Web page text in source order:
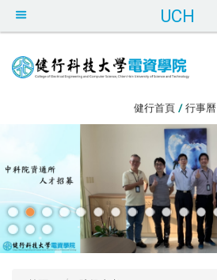
UCH
健行首頁 / 行事曆